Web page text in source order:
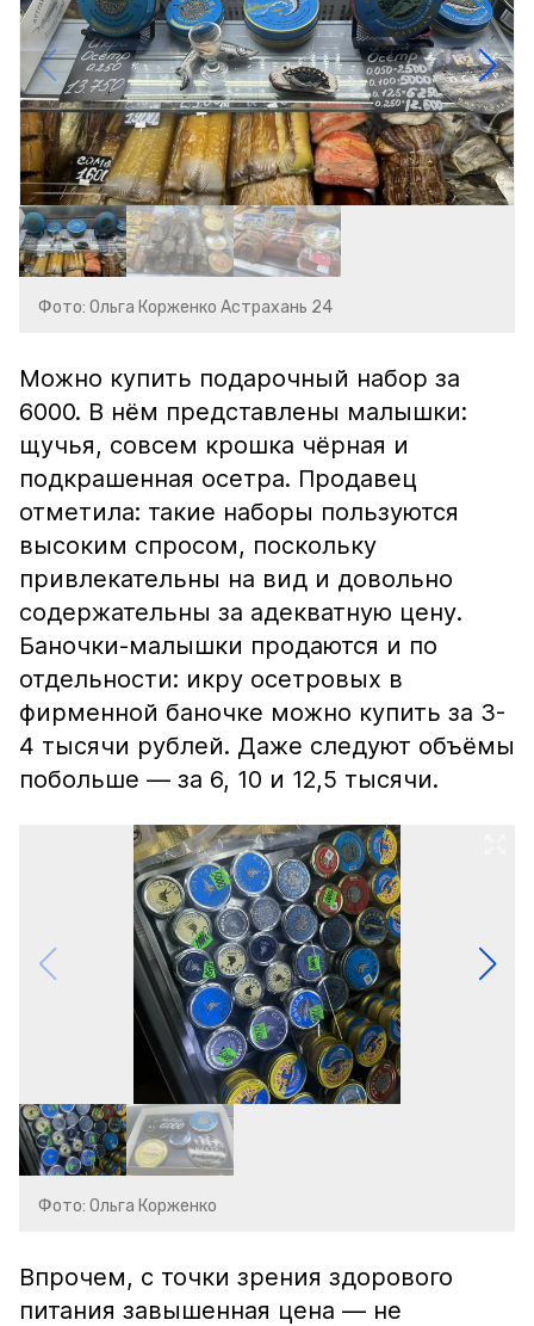
Фото: Ольга Корженко Астрахань 24
Можно купить подарочный набор за
6000. В нём представлены малышки:
щучья, совсем крошка чёрная и
подкрашенная осетра. Продавец
отметила: такие наборы пользуются
высоким спросом, поскольку
привлекательны на вид и довольно
содержательны за адекватную цену.
Баночки-малышки продаются и по
отдельности: икру осетровых в
фирменной баночке можно купить за 3-
4 тысячи рублей. Даже следуют объёмы
побольше — за 6, 10 и 12,5 тысячи.
Фото: Ольга Корженко
Впрочем, с точки зрения здорового
питания завышенная цена — не